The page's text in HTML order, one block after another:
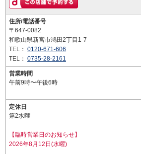
住所/電話番号
〒647-0082
和歌山県新宮市鴻田2丁目1-7
TEL： 0120-671-606
TEL： 0735-28-2161
営業時間
午前9時〜午後6時
定休日
第2水曜
【臨時営業日のお知らせ】
2026年8月12日(水曜)